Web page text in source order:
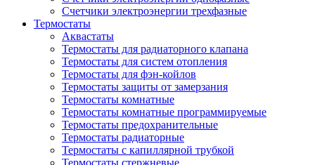
Счетчики электроэнергии трехфазные
Термостаты
Аквастаты
Термостаты для радиаторного клапана
Термостаты для систем отопления
Термостаты для фэн-койлов
Термостаты защиты от замерзания
Термостаты комнатные
Термостаты комнатные программируемые
Термостаты предохранительные
Термостаты радиаторные
Термостаты с капиллярной трубкой